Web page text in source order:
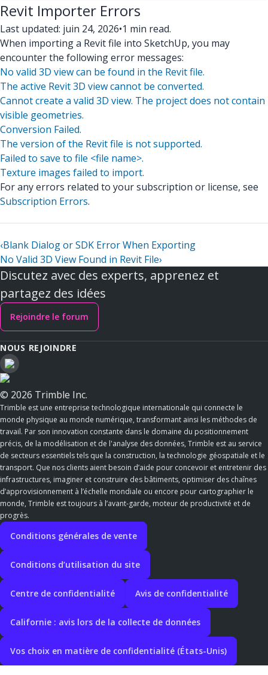
Revit Importer Errors
Last updated: juin 24, 2026•1 min read.
When importing a Revit file into SketchUp, you may
encounter the following error messages:
No valid 3D view can be found in the Revit file.
The active Revit 3D view cannot be converted.
Cannot create a valid 3D view. The project does not contain
visible geometries.
Conversion Failed.
The version of the Revit file is not supported.
Failed to save to file <file name>.
Texture images failed to import.
For any errors related to your subscription or license, see
Subscription Errors.
‹Blank Dialog or SDK Error When Exporting
No Valid 3D View Found in Revit File›
Discutez avec des experts, apprenez et
partagez des idées
Rejoindre le forum
NOUS REJOINDRE
© 2026 Trimble Inc.
Trimble est une entreprise technologique internationale qui connecte le
monde physique au monde numérique, transformant ainsi les méthodes de
travail. Par son innovation constante dans le domaine du positionnement
précis, de la modélisation et de l'analyse des données, Trimble est au service
de secteurs essentiels tels que la construction, la technologie géospatiale et le
transport. Que nos clients aient besoin d’aide pour concevoir et entretenir des
infrastructures, imaginer et construire des bâtiments, optimiser des chaînes
d’approvisionnement à l’échelle mondiale ou encore pour cartographier le
monde, Trimble est toujours à l’avant-garde, moteur de productivité et de
progrès.
Conditions générales de vente
Conditions d’utilisation du site
Centre de confidentialité Avis de confidentialité
Californie : avis lors de la collecte de données
Vos choix en matière de confidentialité (États-Unis)